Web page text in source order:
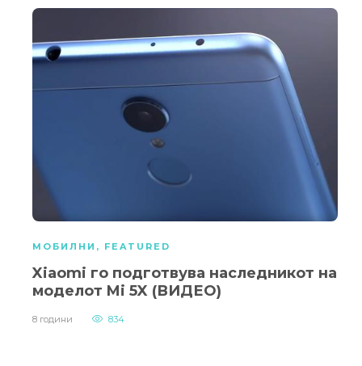
МОБИЛНИ , FEATURED
Xiaomi го подготвува наследникот на
моделот Mi 5X (ВИДЕО)
8 години 834